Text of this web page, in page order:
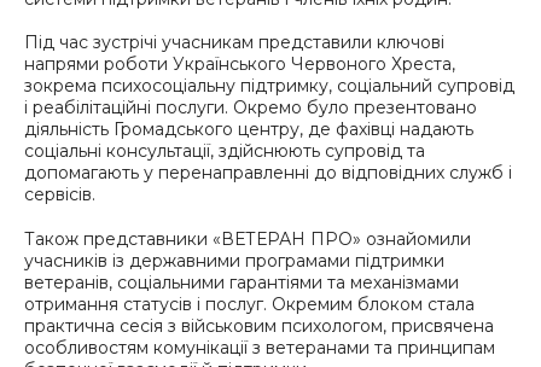
Під час зустрічі учасникам представили ключові
напрями роботи Українського Червоного Хреста,
зокрема психосоціальну підтримку, соціальний супровід
і реабілітаційні послуги. Окремо було презентовано
діяльність Громадського центру, де фахівці надають
соціальні консультації, здійснюють супровід та
допомагають у перенаправленні до відповідних служб і
сервісів.
Також представники «ВЕТЕРАН ПРО» ознайомили
учасників із державними програмами підтримки
ветеранів, соціальними гарантіями та механізмами
отримання статусів і послуг. Окремим блоком стала
практична сесія з військовим психологом, присвячена
особливостям комунікації з ветеранами та принципам